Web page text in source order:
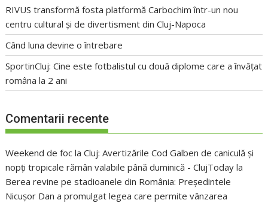
RIVUS transformă fosta platformă Carbochim într-un nou
centru cultural și de divertisment din Cluj-Napoca
Când luna devine o întrebare
SportinCluj: Cine este fotbalistul cu două diplome care a învățat
româna la 2 ani
Comentarii recente
Weekend de foc la Cluj: Avertizările Cod Galben de caniculă și
nopți tropicale rămân valabile până duminică - ClujToday la
Berea revine pe stadioanele din România: Președintele
Nicușor Dan a promulgat legea care permite vânzarea